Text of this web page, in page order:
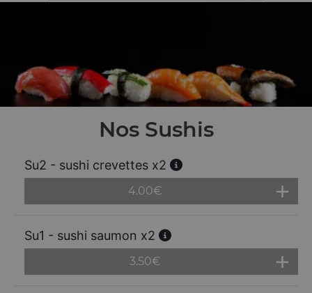
Nos Sushis
Su2 - sushi crevettes x2
4.00€
Su1 - sushi saumon x2
3.50€